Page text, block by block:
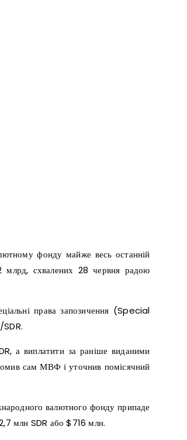
фонду майже весь останній
схвалених 28 червня радою
права запозичення (Special
а виплатити за раніше виданими
сам МВФ і уточнив помісячний
валютного фонду припаде
млн SDR або $716 млн.